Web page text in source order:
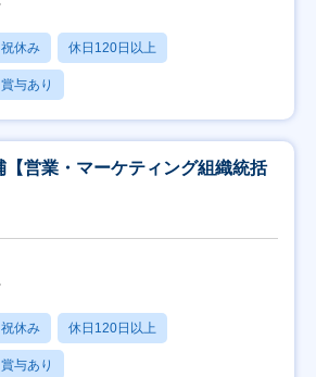
休み 休日120日以上
賞与あり
【営業・マーケティング組織統括
休み 休日120日以上
賞与あり